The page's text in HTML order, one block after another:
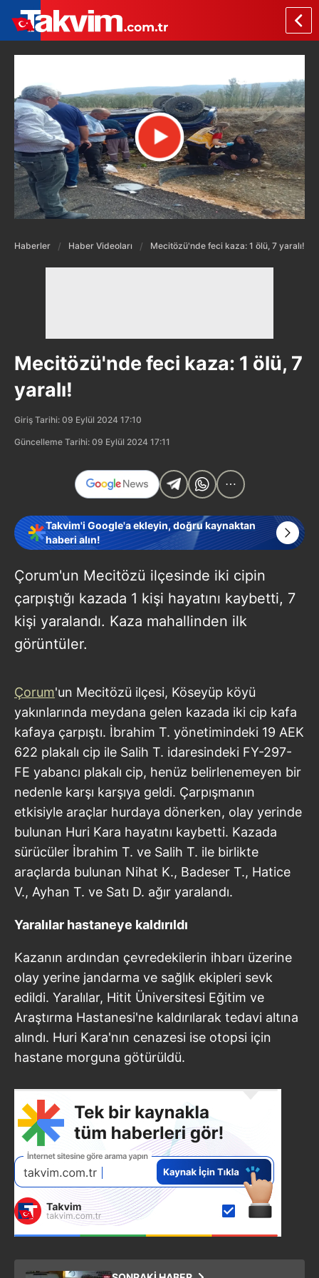
Haberler Haber Videoları Mecitözü'nde feci kaza: 1 ölü, 7 yaralı!
Mecitözü'nde feci kaza: 1 ölü, 7
yaralı!
Giriş Tarihi: 09 Eylül 2024 17:10
Güncelleme Tarihi: 09 Eylül 2024 17:11
Takvim'i Google'a ekleyin, doğru kaynaktan
haberi alın!
Çorum'un Mecitözü ilçesinde iki cipin
çarpıştığı kazada 1 kişi hayatını kaybetti, 7
kişi yaralandı. Kaza mahallinden ilk
görüntüler.
Çorum'un Mecitözü ilçesi, Köseyüp köyü
yakınlarında meydana gelen kazada iki cip kafa
kafaya çarpıştı. İbrahim T. yönetimindeki 19 AEK
622 plakalı cip ile Salih T. idaresindeki FY-297-
FE yabancı plakalı cip, henüz belirlenemeyen bir
nedenle karşı karşıya geldi. Çarpışmanın
etkisiyle araçlar hurdaya dönerken, olay yerinde
bulunan Huri Kara hayatını kaybetti. Kazada
sürücüler İbrahim T. ve Salih T. ile birlikte
araçlarda bulunan Nihat K., Badeser T., Hatice
V., Ayhan T. ve Satı D. ağır yaralandı.
Yaralılar hastaneye kaldırıldı
Kazanın ardından çevredekilerin ihbarı üzerine
olay yerine jandarma ve sağlık ekipleri sevk
edildi. Yaralılar, Hitit Üniversitesi Eğitim ve
Araştırma Hastanesi'ne kaldırılarak tedavi altına
alındı. Huri Kara'nın cenazesi ise otopsi için
hastane morguna götürüldü.